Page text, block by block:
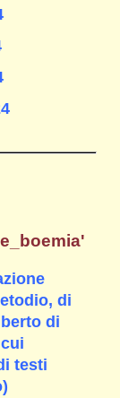
di
di
testi